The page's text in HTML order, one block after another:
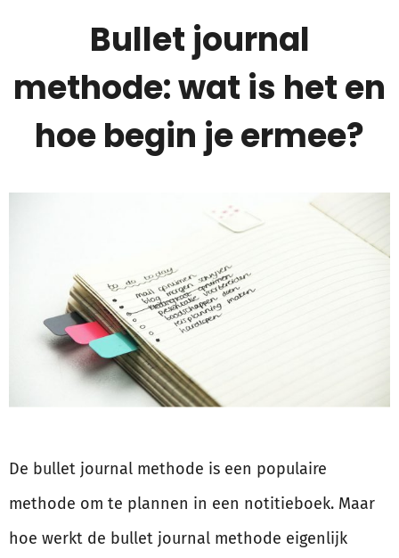
Bullet journal
methode: wat is het en
hoe begin je ermee?
De bullet journal methode is een populaire
methode om te plannen in een notitieboek. Maar
hoe werkt de bullet journal methode eigenlijk